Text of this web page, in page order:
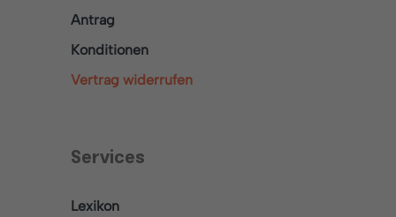
Antrag
Konditionen
Vertrag widerrufen
Services
Lexikon